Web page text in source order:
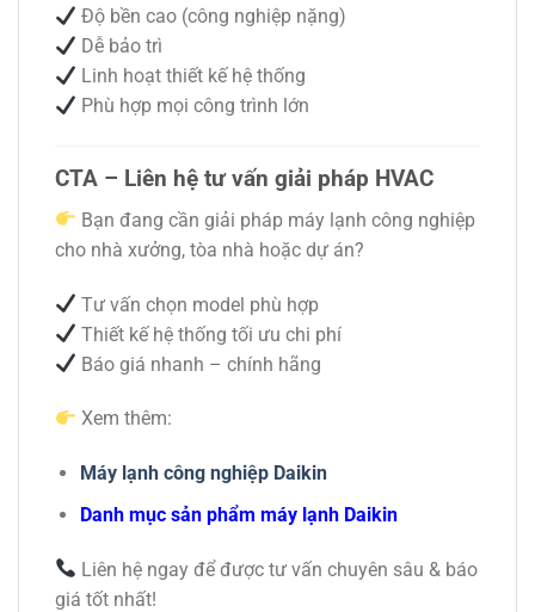
Độ bền cao (công nghiệp nặng)
Dễ bảo trì
Linh hoạt thiết kế hệ thống
Phù hợp mọi công trình lớn
CTA – Liên hệ tư vấn giải pháp HVAC
Bạn đang cần giải pháp máy lạnh công nghiệp
cho nhà xưởng, tòa nhà hoặc dự án?
Tư vấn chọn model phù hợp
Thiết kế hệ thống tối ưu chi phí
Báo giá nhanh – chính hãng
Xem thêm:
Máy lạnh công nghiệp Daikin
Danh mục sản phẩm máy lạnh Daikin
Liên hệ ngay để được tư vấn chuyên sâu & báo
giá tốt nhất!